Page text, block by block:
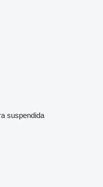
suspendida